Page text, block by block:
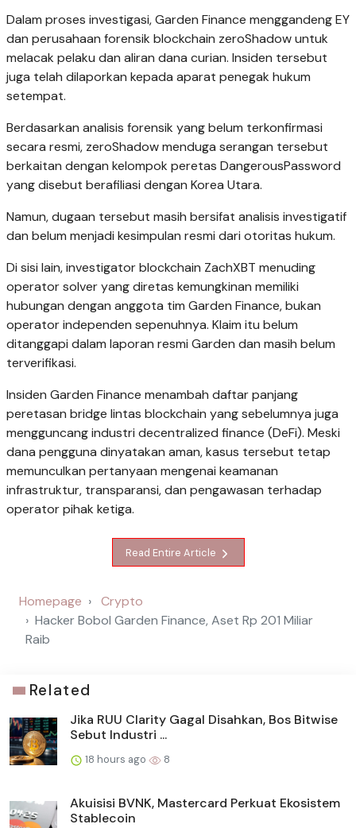
Dalam proses investigasi, Garden Finance menggandeng EY
dan perusahaan forensik blockchain zeroShadow untuk
melacak pelaku dan aliran dana curian. Insiden tersebut
juga telah dilaporkan kepada aparat penegak hukum
setempat.
Berdasarkan analisis forensik yang belum terkonfirmasi
secara resmi, zeroShadow menduga serangan tersebut
berkaitan dengan kelompok peretas DangerousPassword
yang disebut berafiliasi dengan Korea Utara.
Namun, dugaan tersebut masih bersifat analisis investigatif
dan belum menjadi kesimpulan resmi dari otoritas hukum.
Di sisi lain, investigator blockchain ZachXBT menuding
operator solver yang diretas kemungkinan memiliki
hubungan dengan anggota tim Garden Finance, bukan
operator independen sepenuhnya. Klaim itu belum
ditanggapi dalam laporan resmi Garden dan masih belum
terverifikasi.
Insiden Garden Finance menambah daftar panjang
peretasan bridge lintas blockchain yang sebelumnya juga
mengguncang industri decentralized finance (DeFi). Meski
dana pengguna dinyatakan aman, kasus tersebut tetap
memunculkan pertanyaan mengenai keamanan
infrastruktur, transparansi, dan pengawasan terhadap
operator pihak ketiga.
Read Entire Article
Homepage
Crypto
Hacker Bobol Garden Finance, Aset Rp 201 Miliar
Raib
Related
Jika RUU Clarity Gagal Disahkan, Bos Bitwise
Sebut Industri ...
18 hours ago 8
Akuisisi BVNK, Mastercard Perkuat Ekosistem
Stablecoin